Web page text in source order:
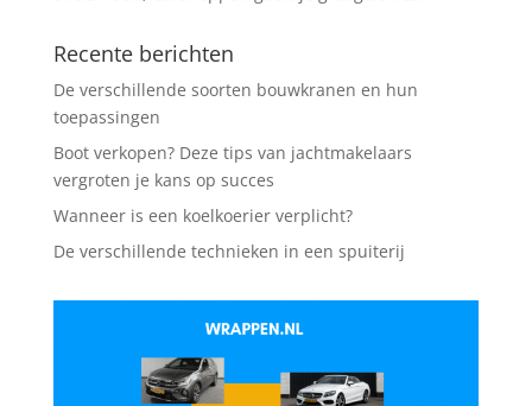
Recente berichten
De verschillende soorten bouwkranen en hun
toepassingen
Boot verkopen? Deze tips van jachtmakelaars
vergroten je kans op succes
Wanneer is een koelkoerier verplicht?
De verschillende technieken in een spuiterij